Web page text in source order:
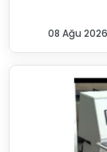
08 Ağu 2026